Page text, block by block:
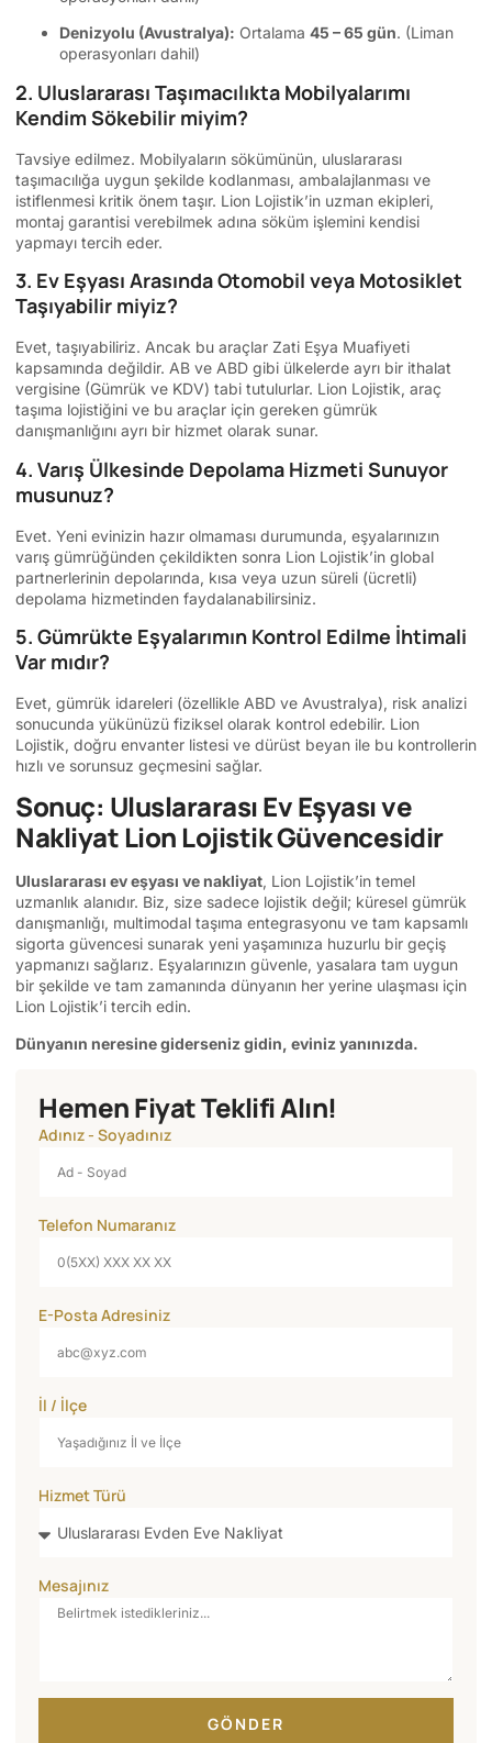
Denizyolu (Avustralya): Ortalama 45 – 65 gün. (Liman
operasyonları dahil)
2. Uluslararası Taşımacılıkta Mobilyalarımı
Kendim Sökebilir miyim?
Tavsiye edilmez. Mobilyaların sökümünün, uluslararası
taşımacılığa uygun şekilde kodlanması, ambalajlanması ve
istiflenmesi kritik önem taşır. Lion Lojistik’in uzman ekipleri,
montaj garantisi verebilmek adına söküm işlemini kendisi
yapmayı tercih eder.
3. Ev Eşyası Arasında Otomobil veya Motosiklet
Taşıyabilir miyiz?
Evet, taşıyabiliriz. Ancak bu araçlar Zati Eşya Muafiyeti
kapsamında değildir. AB ve ABD gibi ülkelerde ayrı bir ithalat
vergisine (Gümrük ve KDV) tabi tutulurlar. Lion Lojistik, araç
taşıma lojistiğini ve bu araçlar için gereken gümrük
danışmanlığını ayrı bir hizmet olarak sunar.
4. Varış Ülkesinde Depolama Hizmeti Sunuyor
musunuz?
Evet. Yeni evinizin hazır olmaması durumunda, eşyalarınızın
varış gümrüğünden çekildikten sonra Lion Lojistik’in global
partnerlerinin depolarında, kısa veya uzun süreli (ücretli)
depolama hizmetinden faydalanabilirsiniz.
5. Gümrükte Eşyalarımın Kontrol Edilme İhtimali
Var mıdır?
Evet, gümrük idareleri (özellikle ABD ve Avustralya), risk analizi
sonucunda yükünüzü fiziksel olarak kontrol edebilir. Lion
Lojistik, doğru envanter listesi ve dürüst beyan ile bu kontrollerin
hızlı ve sorunsuz geçmesini sağlar.
Sonuç: Uluslararası Ev Eşyası ve
Nakliyat Lion Lojistik Güvencesidir
Uluslararası ev eşyası ve nakliyat, Lion Lojistik’in temel
uzmanlık alanıdır. Biz, size sadece lojistik değil; küresel gümrük
danışmanlığı, multimodal taşıma entegrasyonu ve tam kapsamlı
sigorta güvencesi sunarak yeni yaşamınıza huzurlu bir geçiş
yapmanızı sağlarız. Eşyalarınızın güvenle, yasalara tam uygun
bir şekilde ve tam zamanında dünyanın her yerine ulaşması için
Lion Lojistik’i tercih edin.
Dünyanın neresine giderseniz gidin, eviniz yanınızda.
Hemen Fiyat Teklifi Alın!
Adınız - Soyadınız
Telefon Numaranız
E-Posta Adresiniz
İl / İlçe
Hizmet Türü
Mesajınız
GÖNDER